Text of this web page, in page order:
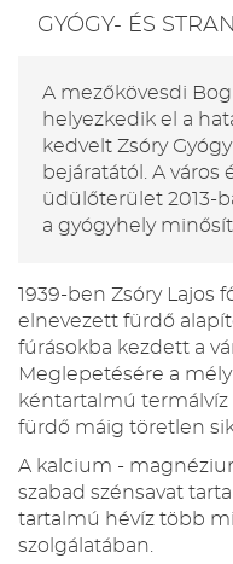
GYÓGY- ÉS
A mezőkövesdi
helyezkedik el a
kedvelt Zsóry
bejáratától. A város
üdülőterület 2013-
a gyógyhely
1939-ben Zsóry Lajos
elnevezett fürdő
fúrásokba kezdett a
Meglepetésére a
kéntartalmú
fürdő máig töretlen
A kalcium -
szabad szénsavat
tartalmú hévíz több
szolgálatában.